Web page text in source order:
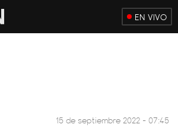
EN VIVO
15 de septiembre 2022 - 07:45